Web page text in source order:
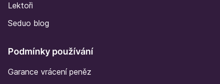
Lektoři
Seduo blog
Podmínky používání
Garance vrácení peněz